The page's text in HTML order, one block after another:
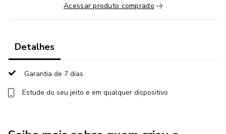
Acessar produto comprado
Detalhes
Garantia de 7 dias
Estude do seu jeito e em qualquer dispositivo